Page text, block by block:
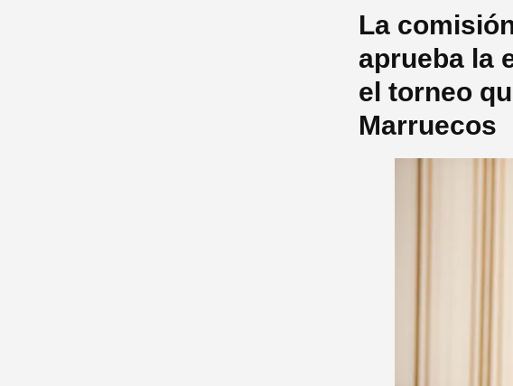
La
aprueba la
el torneo
Marruecos